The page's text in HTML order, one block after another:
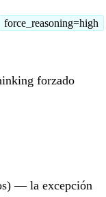
force_reasoning=high
forzado
— la excepción